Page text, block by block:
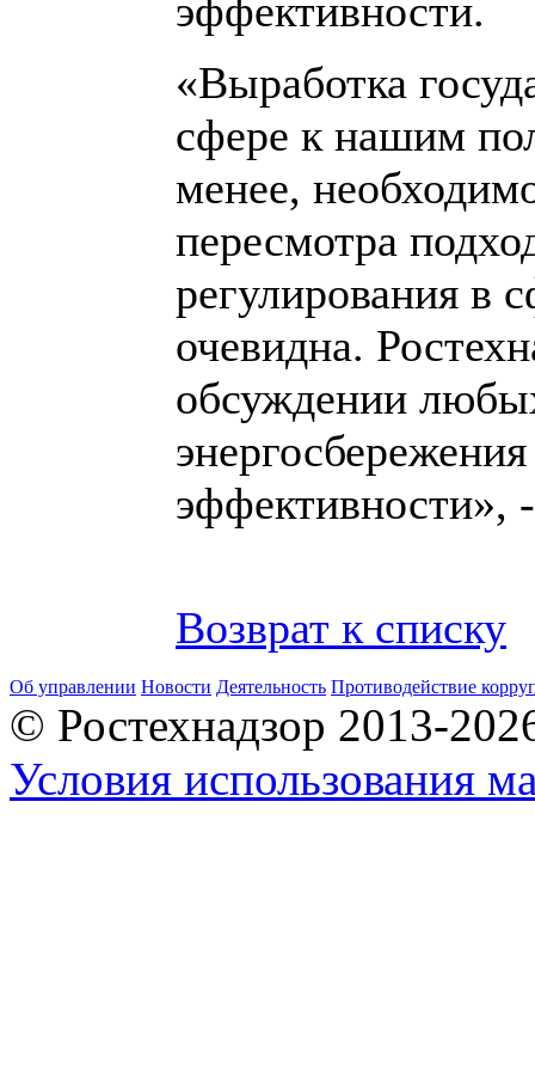
эффективности.
«Выработка
сфере к нашим
менее,
пересмотра
регулирования в
очевидна.
обсуждении
эффективности»,
Возврат к списку
Об управлении Новости Деятельность Противодействие
© Ростехнадзор 2013-
Условия использования